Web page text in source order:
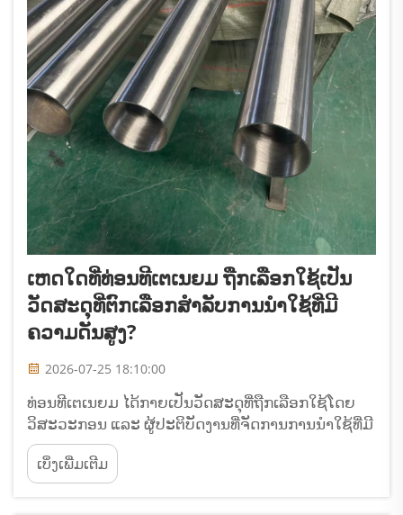
ເຫດໃດທີ່ທ່ອນທີເຕເນຍມ ຖືກເລືອກໃຊ້ເປັນ
ວັດສະດຸທີ່ຕົກເລືອກສຳລັບການນຳໃຊ້ທີ່ມີ
ຄວາມດັນສູງ?
2026-07-25 18:10:00
ທ່ອນທີເຕເນຍມ ໄດ້ກາຍເປັນວັດສະດຸທີ່ຖືກເລືອກໃຊ້ໂດຍ
ວິສະວະກອນ ແລະ ຜູ້ປະຕິບັດງານທີ່ຈັດການການນຳໃຊ້ທີ່ມີ
ຄວາມດັນສູງຢ່າງສຳຄັນໃນອຸດສາຫະກຳຫຼາຍດ້ານ. ການ
ຕັດສິນໃຈເລືອກໃຊ້ທ່ອນທີເຕເນຍມ ແທນທີ່ຈະເປັນວັດສະດຸ
ທຳມະດາເຊັ່ນ: ເຫຼັກ ຫຼື ເຫຼັກກົດຕານ ແມ່ນສະທ້ອນໃຫ້ເຫັນ
ເບິ່ງເພີ່ມເຕີມ